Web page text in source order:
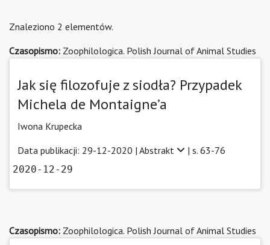
Znaleziono 2 elementów.
Czasopismo: Zoophilologica. Polish Journal of Animal Studies
Jak się filozofuje z siodła? Przypadek
Michela de Montaigne’a
Iwona Krupecka
Data publikacji: 29-12-2020 | Abstrakt | s. 63-76
2020-12-29
Czasopismo: Zoophilologica. Polish Journal of Animal Studies